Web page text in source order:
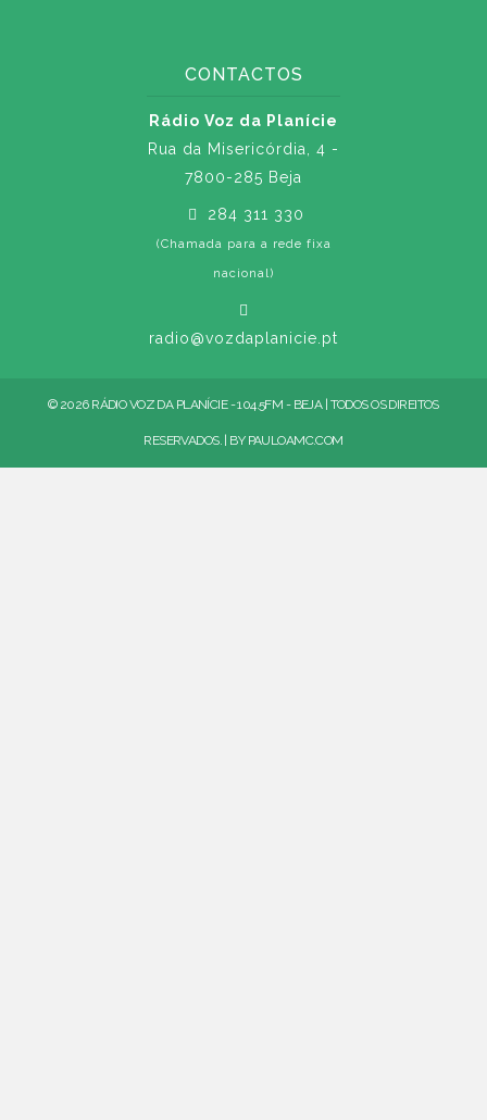
CONTACTOS
Rádio Voz da Planície
Rua da Misericórdia, 4 -
7800-285 Beja
284 311 330
(Chamada para a rede fixa
nacional)
radio@vozdaplanicie.pt
© 2026 RÁDIO VOZ DA PLANÍCIE - 104.5FM - BEJA | TODOS OS DIREITOS
RESERVADOS. | BY PAULOAMC.COM